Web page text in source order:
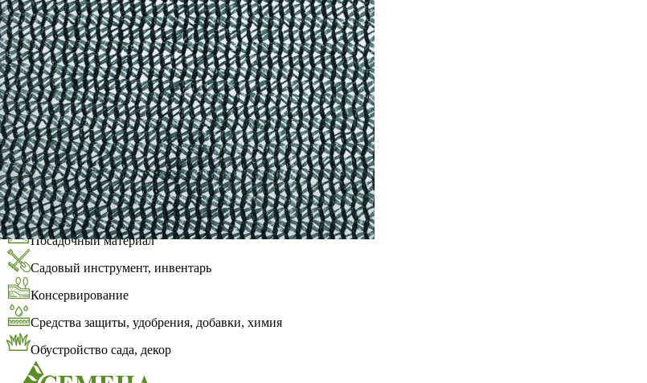
Выберите город
Обратный звонокЗаказать обратный звонок
Каталог
Семена
Грунты
Газонные травы, сидераты
Горшки, рассадники, аксессуары
Посадочный материал
Садовый инструмент, инвентарь
Консервирование
Средства защиты, удобрения, добавки, химия
Обустройство сада, декор